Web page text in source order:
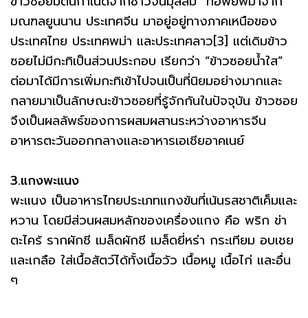
มณฑลยูนนาน ประเทศจีน มาอยู่อยู่ทางภาคเหนือของ
ประเทศไทย ประเทศพม่า และประเทศลาว[3] แต่เดิมข้าว
ซอยไม่มีกะทิเป็นส่วนประกอบ เรียกว่า “ข้าวซอยน้ำใส”
ต่อมาได้มีการเพิ่มกะทิเข้าไปจนเป็นที่นิยมอย่างมากและ
กลายมาเป็นลักษณะข้าวซอยที่รู้จักกันในปัจจุบัน ข้าวซอย
จึงเป็นผลลัพธ์ของการผสมผสานระหว่างอาหารจีน
อาหารตะวันออกกลางและอาหารเอเชียอาคเนย์
3.แกงพะแนง
พะแนง เป็นอาหารไทยประเภทแกงข้นที่เน้นรสชาติเค็มและ
หวาน โดยมีส่วนผสมหลักของเครื่องแกง คือ พริก ข่า
ตะไคร้ รากผักชี เมล็ดผักชี เมล็ดยี่หร่า กระเทียม อบเชย
และเกลือ ใส่เนื้อสัตว์ได้ทั้งเนื้อวัว เนื้อหมู เนื้อไก่ และอื่น
ๆ